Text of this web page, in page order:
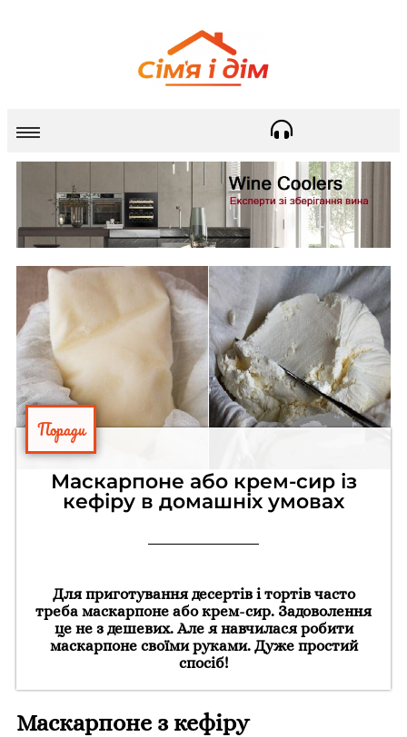
Поради
Маскарпоне або крем-сир із
кефіру в домашніх умовах
Для приготування десертів і тортів часто
треба маскарпоне або крем-сир. Задоволення
це не з дешевих. Але я навчилася робити
маскарпоне своїми руками. Дуже простий
спосіб!
Маскарпоне з кефіру